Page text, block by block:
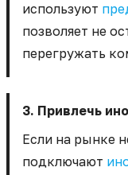
используют
позволяет не
перегружать
3. Привлечь
Если на рынке
подключают